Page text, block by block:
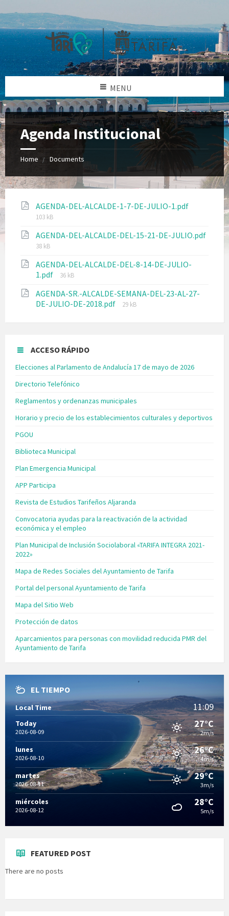
MENU
Agenda Institucional
Home Documents
AGENDA-DEL-ALCALDE-1-7-DE-JULIO-1.pdf
103 kB
AGENDA-DEL-ALCALDE-DEL-15-21-DE-JULIO.pdf
38 kB
AGENDA-DEL-ALCALDE-DEL-8-14-DE-JULIO-
1.pdf
36 kB
AGENDA-SR.-ALCALDE-SEMANA-DEL-23-AL-27-
DE-JULIO-DE-2018.pdf
29 kB
ACCESO RÁPIDO
Elecciones al Parlamento de Andalucía 17 de mayo de 2026
Directorio Telefónico
Reglamentos y ordenanzas municipales
Horario y precio de los establecimientos culturales y deportivos
PGOU
Biblioteca Municipal
Plan Emergencia Municipal
APP Participa
Revista de Estudios Tarifeños Aljaranda
Convocatoria ayudas para la reactivación de la actividad
económica y el empleo
Plan Municipal de Inclusión Sociolaboral «TARIFA INTEGRA 2021-
2022»
Mapa de Redes Sociales del Ayuntamiento de Tarifa
Portal del personal Ayuntamiento de Tarifa
Mapa del Sitio Web
Protección de datos
Aparcamientos para personas con movilidad reducida PMR del
Ayuntamiento de Tarifa
EL TIEMPO
Local Time 11:09
Today
2026-08-09
27°C
2m/s
lunes
2026-08-10
26°C
4m/s
martes
2026-08-11
29°C
3m/s
miércoles
2026-08-12
28°C
5m/s
FEATURED POST
There are no posts